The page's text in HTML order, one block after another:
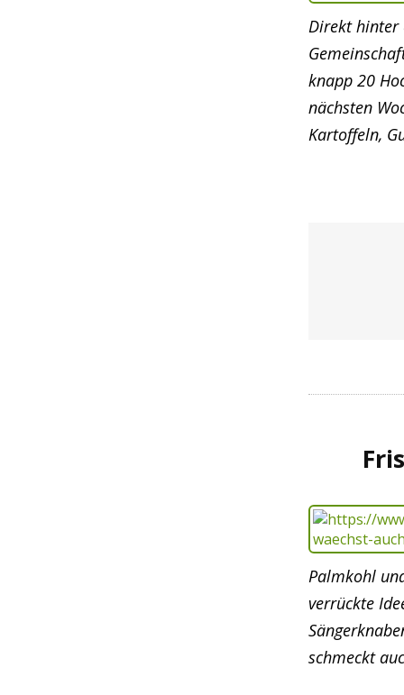
Direkt hinter
knapp 20
nächsten
Kartoffeln,
Palmkohl
verrückte
schmeckt